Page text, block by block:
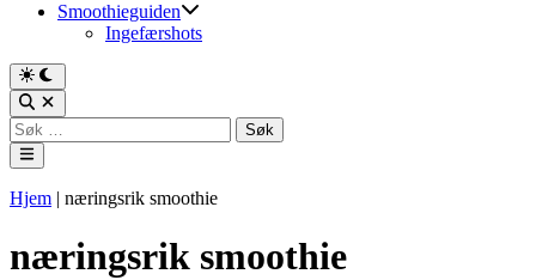
Smoothieguiden
Ingefærshots
Switch
to
dark
mode
Open
Search
Søk
etter:
Main
Menu
Hjem | næringsrik smoothie
næringsrik smoothie